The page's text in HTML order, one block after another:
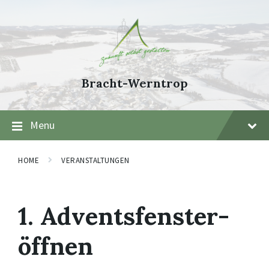
content
main
navigation
footer
Bracht-Werntrop
Menu
HOME VERANSTALTUNGEN
1. Adventsfenster-
öffnen